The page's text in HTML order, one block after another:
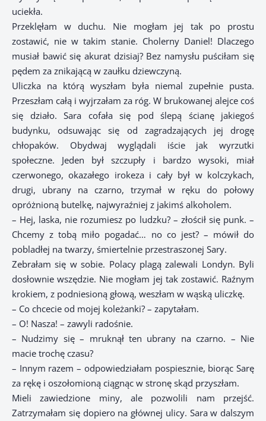
uciekła.
Przeklęłam w duchu. Nie mogłam jej tak po prostu
zostawić, nie w takim stanie. Cholerny Daniel! Dlaczego
musiał bawić się akurat dzisiaj? Bez namysłu puściłam się
pędem za znikającą w zaułku dziewczyną.
Uliczka na którą wyszłam była niemal zupełnie pusta.
Przeszłam całą i wyjrzałam za róg. W brukowanej alejce coś
się działo. Sara cofała się pod ślepą ścianę jakiegoś
budynku, odsuwając się od zagradzających jej drogę
chłopaków. Obydwaj wyglądali iście jak wyrzutki
społeczne. Jeden był szczupły i bardzo wysoki, miał
czerwonego, okazałego irokeza i cały był w kolczykach,
drugi, ubrany na czarno, trzymał w ręku do połowy
opróżnioną butelkę, najwyraźniej z jakimś alkoholem.
– Hej, laska, nie rozumiesz po ludzku? – złościł się punk. –
Chcemy z tobą miło pogadać… no co jest? – mówił do
pobladłej na twarzy, śmiertelnie przestraszonej Sary.
Zebrałam się w sobie. Polacy plagą zalewali Londyn. Byli
dosłownie wszędzie. Nie mogłam jej tak zostawić. Raźnym
krokiem, z podniesioną głową, weszłam w wąską uliczkę.
– Co chcecie od mojej koleżanki? – zapytałam.
– O! Nasza! – zawyli radośnie.
– Nudzimy się – mruknął ten ubrany na czarno. – Nie
macie trochę czasu?
– Innym razem – odpowiedziałam pospiesznie, biorąc Sarę
za rękę i oszołomioną ciągnąc w stronę skąd przyszłam.
Mieli zawiedzione miny, ale pozwolili nam przejść.
Zatrzymałam się dopiero na głównej ulicy. Sara w dalszym